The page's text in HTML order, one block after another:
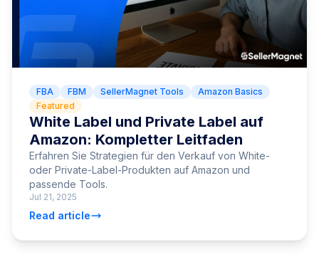
FBA FBM SellerMagnet Tools
Amazon Basics
Featured
White Label und Private Label auf
Amazon: Kompletter Leitfaden
Erfahren Sie Strategien für den Verkauf von White-
oder Private-Label-Produkten auf Amazon und
passende Tools.
Jul 21, 2025
Read article